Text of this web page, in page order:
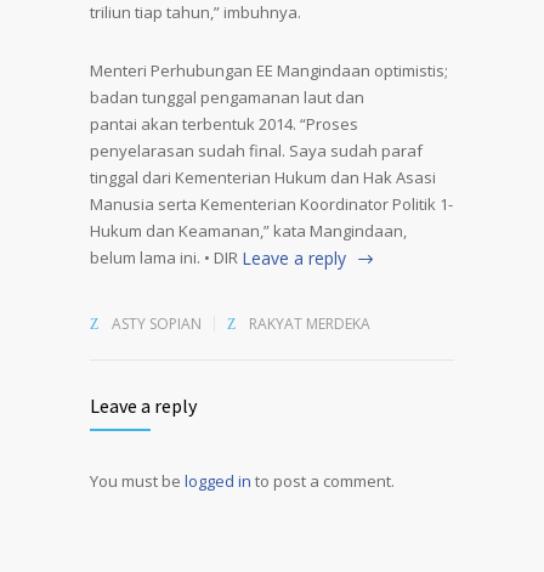
triliun tiap tahun,” imbuhnya.
Menteri Perhubungan EE Mangindaan optimistis;
badan tunggal pengamanan laut dan
pantai akan terbentuk 2014. “Proses
penyelarasan sudah final. Saya sudah paraf
tinggal dari Kementerian Hukum dan Hak Asasi
Manusia serta Kementerian Koordinator Politik 1-
Hukum dan Keamanan,” kata Mangindaan,
belum lama ini. • DIR Leave a reply
ASTY SOPIAN RAKYAT MERDEKA
Leave a reply
You must be logged in to post a comment.